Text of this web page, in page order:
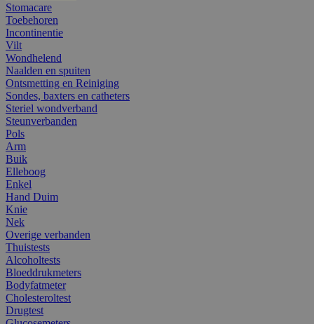
Stomacare
Toebehoren
Incontinentie
Vilt
Wondhelend
Naalden en spuiten
Ontsmetting en Reiniging
Sondes, baxters en catheters
Steriel wondverband
Steunverbanden
Pols
Arm
Buik
Elleboog
Enkel
Hand Duim
Knie
Nek
Overige verbanden
Thuistests
Alcoholtests
Bloeddrukmeters
Bodyfatmeter
Cholesteroltest
Drugtest